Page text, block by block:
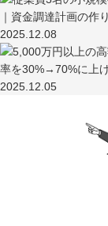
2025.12.08
2025.12.05